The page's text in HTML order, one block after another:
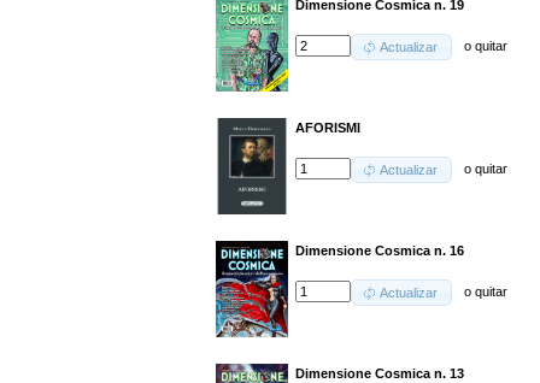
Dimensione Cosmica n. 19
Actualizar oquitar
AFORISMI
Actualizar oquitar
Dimensione Cosmica n. 16
Actualizar oquitar
Dimensione Cosmica n. 13